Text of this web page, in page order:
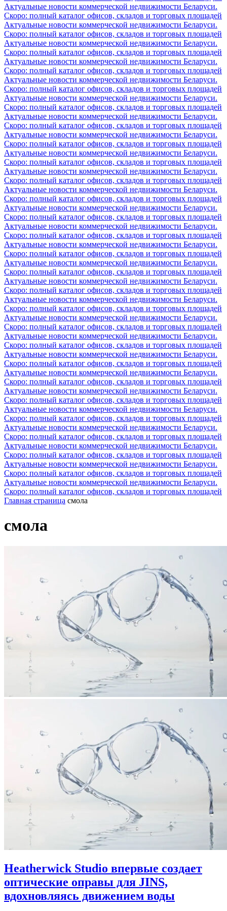
Актуальные новости коммерческой недвижимости Беларуси.
Скоро: полный каталог офисов, складов и торговых площадей
Актуальные новости коммерческой недвижимости Беларуси.
Скоро: полный каталог офисов, складов и торговых площадей
Актуальные новости коммерческой недвижимости Беларуси.
Скоро: полный каталог офисов, складов и торговых площадей
Актуальные новости коммерческой недвижимости Беларуси.
Скоро: полный каталог офисов, складов и торговых площадей
Актуальные новости коммерческой недвижимости Беларуси.
Скоро: полный каталог офисов, складов и торговых площадей
Актуальные новости коммерческой недвижимости Беларуси.
Скоро: полный каталог офисов, складов и торговых площадей
Актуальные новости коммерческой недвижимости Беларуси.
Скоро: полный каталог офисов, складов и торговых площадей
Актуальные новости коммерческой недвижимости Беларуси.
Скоро: полный каталог офисов, складов и торговых площадей
Актуальные новости коммерческой недвижимости Беларуси.
Скоро: полный каталог офисов, складов и торговых площадей
Актуальные новости коммерческой недвижимости Беларуси.
Скоро: полный каталог офисов, складов и торговых площадей
Актуальные новости коммерческой недвижимости Беларуси.
Скоро: полный каталог офисов, складов и торговых площадей
Актуальные новости коммерческой недвижимости Беларуси.
Скоро: полный каталог офисов, складов и торговых площадей
Актуальные новости коммерческой недвижимости Беларуси.
Скоро: полный каталог офисов, складов и торговых площадей
Актуальные новости коммерческой недвижимости Беларуси.
Скоро: полный каталог офисов, складов и торговых площадей
Актуальные новости коммерческой недвижимости Беларуси.
Скоро: полный каталог офисов, складов и торговых площадей
Актуальные новости коммерческой недвижимости Беларуси.
Скоро: полный каталог офисов, складов и торговых площадей
Актуальные новости коммерческой недвижимости Беларуси.
Скоро: полный каталог офисов, складов и торговых площадей
Актуальные новости коммерческой недвижимости Беларуси.
Скоро: полный каталог офисов, складов и торговых площадей
Актуальные новости коммерческой недвижимости Беларуси.
Скоро: полный каталог офисов, складов и торговых площадей
Актуальные новости коммерческой недвижимости Беларуси.
Скоро: полный каталог офисов, складов и торговых площадей
Актуальные новости коммерческой недвижимости Беларуси.
Скоро: полный каталог офисов, складов и торговых площадей
Актуальные новости коммерческой недвижимости Беларуси.
Скоро: полный каталог офисов, складов и торговых площадей
Актуальные новости коммерческой недвижимости Беларуси.
Скоро: полный каталог офисов, складов и торговых площадей
Актуальные новости коммерческой недвижимости Беларуси.
Скоро: полный каталог офисов, складов и торговых площадей
Актуальные новости коммерческой недвижимости Беларуси.
Скоро: полный каталог офисов, складов и торговых площадей
Актуальные новости коммерческой недвижимости Беларуси.
Скоро: полный каталог офисов, складов и торговых площадей
Актуальные новости коммерческой недвижимости Беларуси.
Скоро: полный каталог офисов, складов и торговых площадей
Главная страница смола
смола
Heatherwick Studio впервые создает
оптические оправы для JINS,
вдохновляясь движением воды